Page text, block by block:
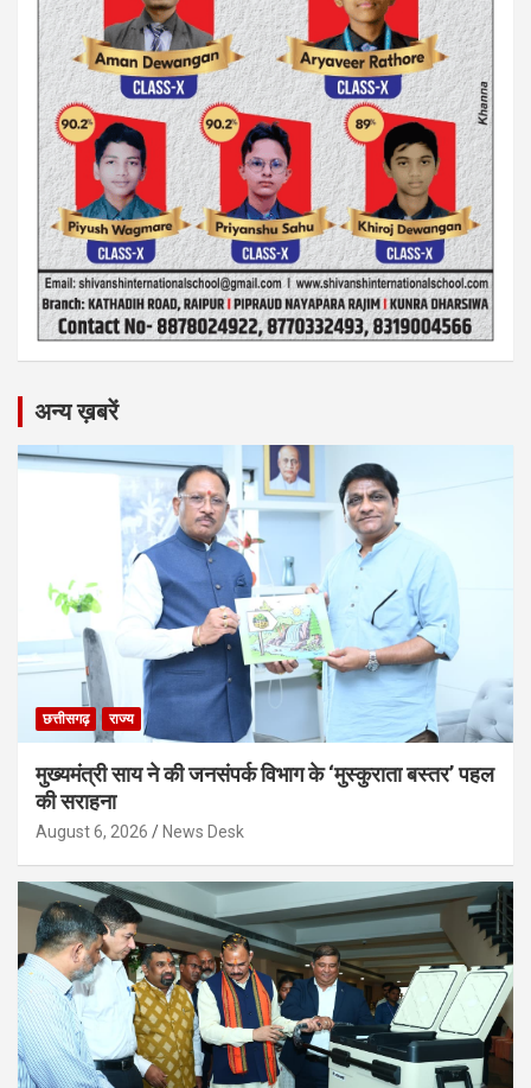
अन्य ख़बरें
छत्तीसगढ़ राज्य
मुख्यमंत्री साय ने की जनसंपर्क विभाग के ‘मुस्कुराता बस्तर’ पहल
की सराहना
August 6, 2026 News Desk